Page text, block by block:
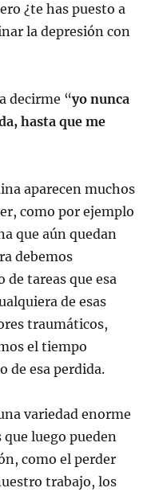
¿te has puesto a
la depresión con
decirme “yo nunca
hasta que me
aparecen muchos
como por ejemplo
que aún quedan
debemos
de tareas que esa
de esas
traumáticos,
el tiempo
de esa perdida.
variedad enorme
luego pueden
como el perder
trabajo, los